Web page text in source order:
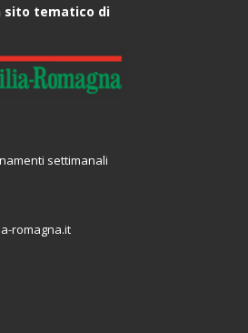
sito tematico di
settimanali
romagna.it